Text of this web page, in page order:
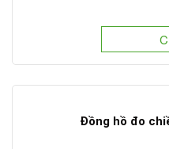
Đồng hồ đo